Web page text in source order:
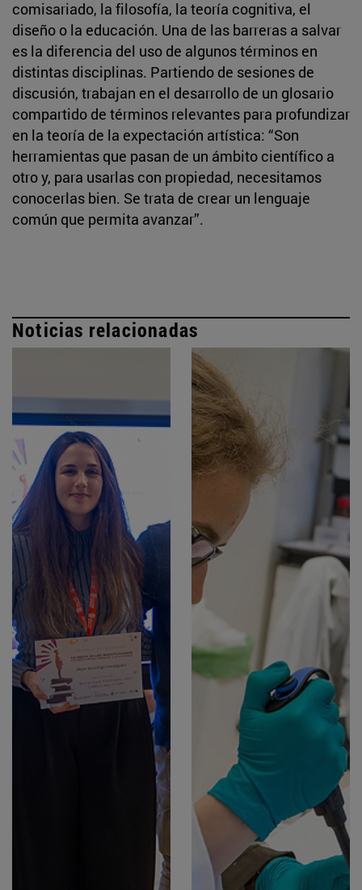
comisariado, la filosofía, la teoría cognitiva, el
diseño o la educación. Una de las barreras a salvar
es la diferencia del uso de algunos términos en
distintas disciplinas. Partiendo de sesiones de
discusión, trabajan en el desarrollo de un glosario
compartido de términos relevantes para profundizar
en la teoría de la expectación artística: “Son
herramientas que pasan de un ámbito científico a
otro y, para usarlas con propiedad, necesitamos
conocerlas bien. Se trata de crear un lenguaje
común que permita avanzar”.
Noticias relacionadas